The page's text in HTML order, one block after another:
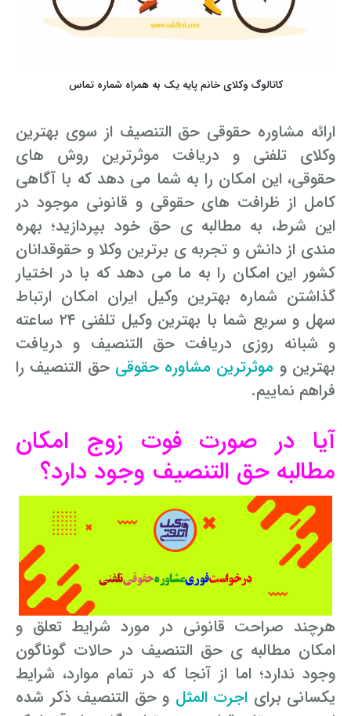
کاتالوگ وکلای خانم پایه یک به همراه شماره تماس
ارائه مشاوره حقوقی حق التنصیف از سوی بهترین
وکلای تلفنی و دریافت موثرترین روش های
حقوقی، این امکان را به شما می دهد که با آگاهی
کامل از ظرافت های حقوقی و قانونی موجود در
این شرط، به مطالبه ی حق خود بپردازید؛ بهره
مندی از دانش و تجربه ی برترین وکلا و حقوقدانان
کشور این امکان را به ما می دهد که با در اختیار
گذاشتن شماره بهترین وکیل ایران امکان ارتباط
سهل و سریع شما با بهترین وکیل تلفنی ۲۴ ساعته
و شبانه روزی دریافت حق التنصیف و دریافت
بهترین و موثرترین مشاوره حقوقیحق التنصیف را
فراهم نماییم.
آیا در صورت فوت زوج امکان
مطالبه حق التنصیف وجود دارد؟
هرچند صراحت قانونی در مورد شرایط تعلق و
امکان مطالبه ی حق التنصیف در حالات گوناگون
وجود ندارد؛ اما از آنجا که در تمام موارد، شرایط
یکسانی برای اجرت المثل و حق التنصیف ذکر شده